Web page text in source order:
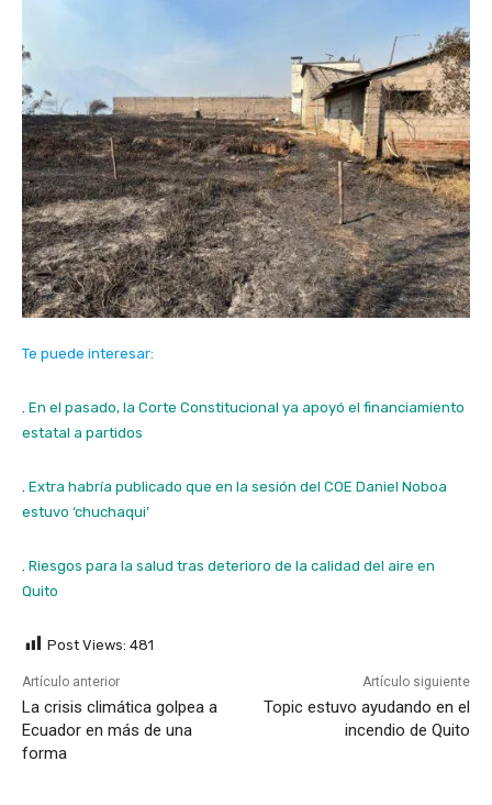
Te puede interesar:
En el pasado, la Corte Constitucional ya apoyó el financiamiento
estatal a partidos
Extra habría publicado que en la sesión del COE Daniel Noboa
estuvo ‘chuchaqui’
Riesgos para la salud tras deterioro de la calidad del aire en
Quito
Post Views: 481
Artículo anterior
La crisis climática golpea a
Ecuador en más de una
forma
Artículo siguiente
Topic estuvo ayudando en el
incendio de Quito